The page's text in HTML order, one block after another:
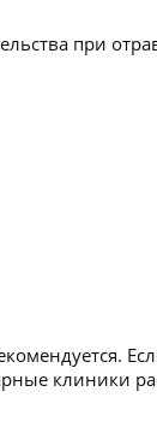
при
клиники